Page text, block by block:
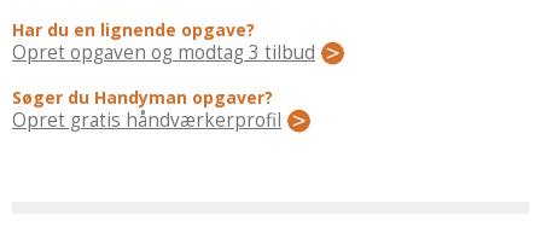
Reparation Og Vedligehold
Andet
Har du en lignende opgave?
Opret opgaven og modtag 3 tilbud
Søger du Handyman opgaver?
Opret gratis håndværkerprofil